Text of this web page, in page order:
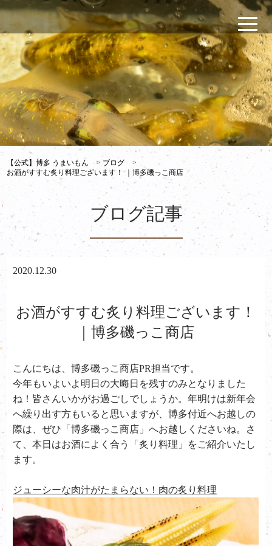
【公式】博多 うまいもん > ブログ
>
お酒がすすむ炙り料理ございます！ ｜博多磯っこ商店
ブログ記事
2020.12.30
お酒がすすむ炙り料理ございます！
｜博多磯っこ商店
こんにちは、博多磯っこ商店PR担当です。
今年もいよいよ明日の大晦日を残すのみとなりました
ね！皆さんいかがお過ごしでしょうか。年明けは新年会
へ繰り出す方もいると思いますが、博多付近へお越しの
際は、ぜひ「博多磯っこ商店」へお越しくださいね。さ
て、本日はお酒によく合う「炙り料理」をご紹介いたし
ます。
ジューシーな肉汁がたまらない！肉の炙り料理